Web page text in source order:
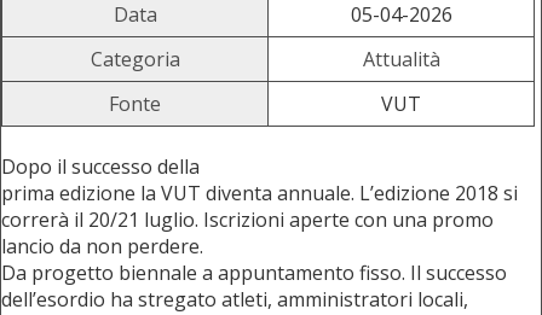
Data
05-04-2026
Categoria
Attualità
Fonte
VUT
Dopo il successo della
prima edizione la VUT diventa annuale. L’edizione 2018 si
correrà il 20/21 luglio. Iscrizioni aperte con una promo
lancio da non perdere.
Da progetto biennale a appuntamento fisso. Il successo
dell’esordio ha stregato atleti, amministratori locali,